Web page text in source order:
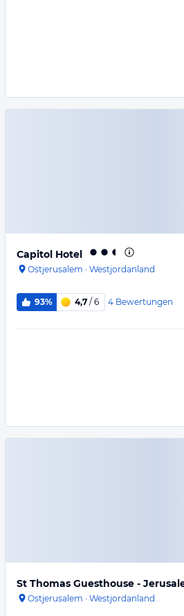
Capitol Hotel
Ostjerusalem · Westjordanland
93% 4,7 / 6 4 Bewertungen
St Thomas Guesthouse -
Ostjerusalem · Westjordanland